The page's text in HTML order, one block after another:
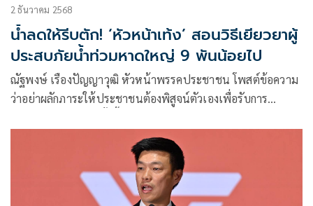
2 ธันวาคม 2568
น้ำลดให้รีบตัก! ‘หัวหน้าเท้ง’ สอนวิธีเยียวยาผู้
ประสบภัยน้ำท่วมหาดใหญ่ 9 พันน้อยไป
ณัฐพงษ์ เรืองปัญญาวุฒิ หัวหน้าพรรคประชาชน โพสต์ข้อความ
ว่าอย่าผลักภาระให้ประชาชนต้องพิสูจน์ตัวเองเพื่อรับการ